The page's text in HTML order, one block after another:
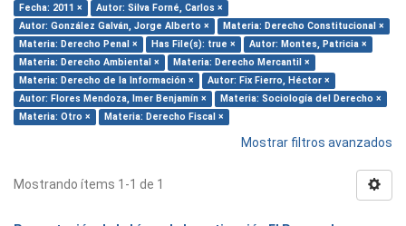
Fecha: 2011 ×
Autor: Silva Forné, Carlos ×
Autor: González Galván, Jorge Alberto ×
Materia: Derecho Constitucional ×
Materia: Derecho Penal ×
Has File(s): true ×
Autor: Montes, Patricia ×
Materia: Derecho Ambiental ×
Materia: Derecho Mercantil ×
Materia: Derecho de la Información ×
Autor: Fix Fierro, Héctor ×
Autor: Flores Mendoza, Imer Benjamín ×
Materia: Sociología del Derecho ×
Materia: Otro ×
Materia: Derecho Fiscal ×
Mostrar filtros avanzados
Mostrando ítems 1-1 de 1